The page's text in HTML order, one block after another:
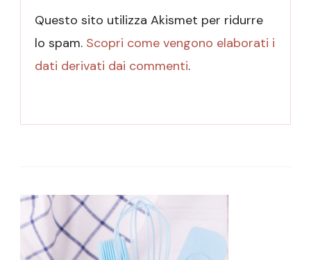
Questo sito utilizza Akismet per ridurre
lo spam. Scopri come vengono elaborati i
dati derivati dai commenti.